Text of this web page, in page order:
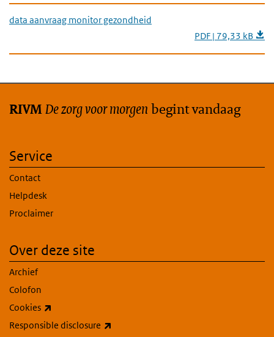
data aanvraag monitor gezondheid
PDF | 79,33 kB
RIVMDe zorg voor morgen begint vandaag
Service
Contact
Helpdesk
Proclaimer
Over deze site
Archief
Colofon
Cookies
Responsible disclosure